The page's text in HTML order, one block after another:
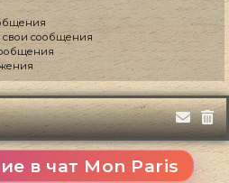
свои сообщения
в чат Mon Paris